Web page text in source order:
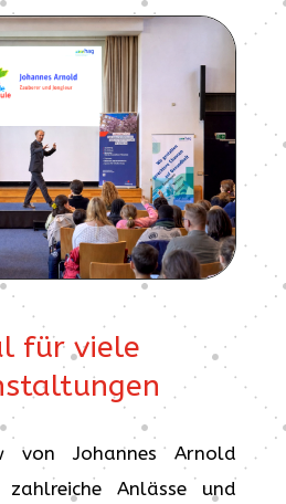
für viele
von Johannes Arnold
Anlässe und